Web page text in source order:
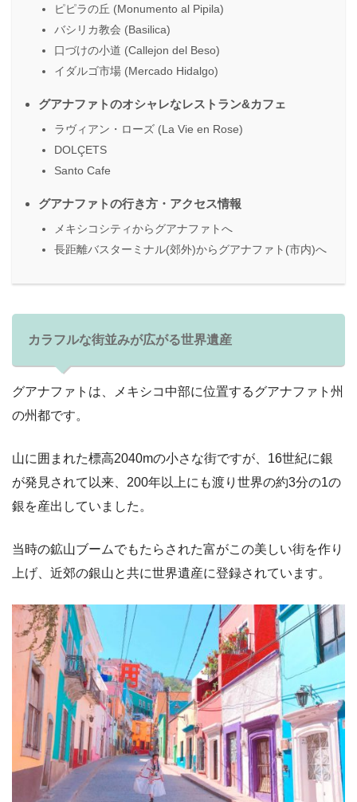
ピピラの丘 (Monumento al Pipila)
バシリカ教会 (Basilica)
口づけの小道 (Callejon del Beso)
イダルゴ市場 (Mercado Hidalgo)
グアナファトのオシャレなレストラン&カフェ
ラヴィアン・ローズ (La Vie en Rose)
DOLÇETS
Santo Cafe
グアナファトの行き方・アクセス情報
メキシコシティからグアナファトへ
長距離バスターミナル(郊外)からグアナファト(市内)へ
カラフルな街並みが広がる世界遺産
グアナファトは、メキシコ中部に位置するグアナファト州
の州都です。
山に囲まれた標高2040mの小さな街ですが、16世紀に銀
が発見されて以来、200年以上にも渡り世界の約3分の1の
銀を産出していました。
当時の鉱山ブームでもたらされた富がこの美しい街を作り
上げ、近郊の銀山と共に世界遺産に登録されています。